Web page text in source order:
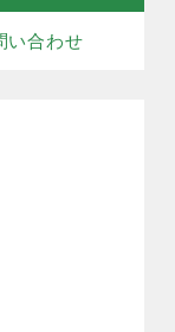
い合わせ